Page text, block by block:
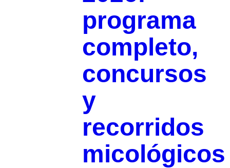
programa
completo,
concursos
y
recorridos
micológicos